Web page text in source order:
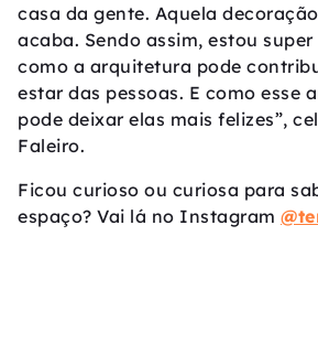
casa da gente. Aquela
acaba. Sendo assim, estou
como a arquitetura pode
estar das pessoas. E como esse
pode deixar elas mais felizes”,
Faleiro.
Ficou curioso ou curiosa para
espaço? Vai lá no Instagram